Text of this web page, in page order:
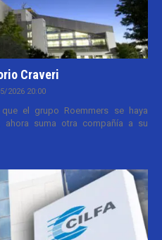
Craveri
2026 20:00
el grupo Roemmers se haya
suma otra compañía a su